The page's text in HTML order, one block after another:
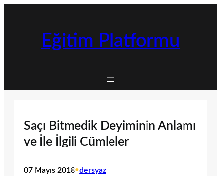
Eğitim Platformu
Saçı Bitmedik Deyiminin Anlamı
ve İle İlgili Cümleler
07 Mayıs 2018•dersyaz